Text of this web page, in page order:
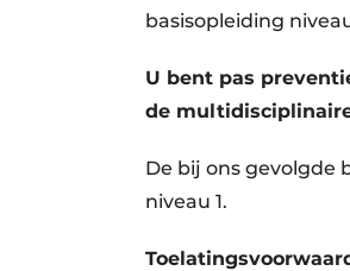
basisopleiding
U bent pas
de
De bij ons gevolgde
niveau 1.